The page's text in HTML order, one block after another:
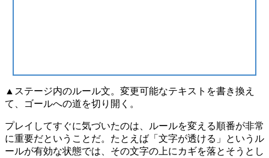
▲ステージ内のルール文。変更可能なテキストを書き換え
て、ゴールへの道を切り開く。
プレイしてすぐに気づいたのは、
ルールを変える順番が非常
に重要だということだ。たとえば「文字が透ける」というル
ールが有効な状態では、その文字の上にカギを落とそうとし